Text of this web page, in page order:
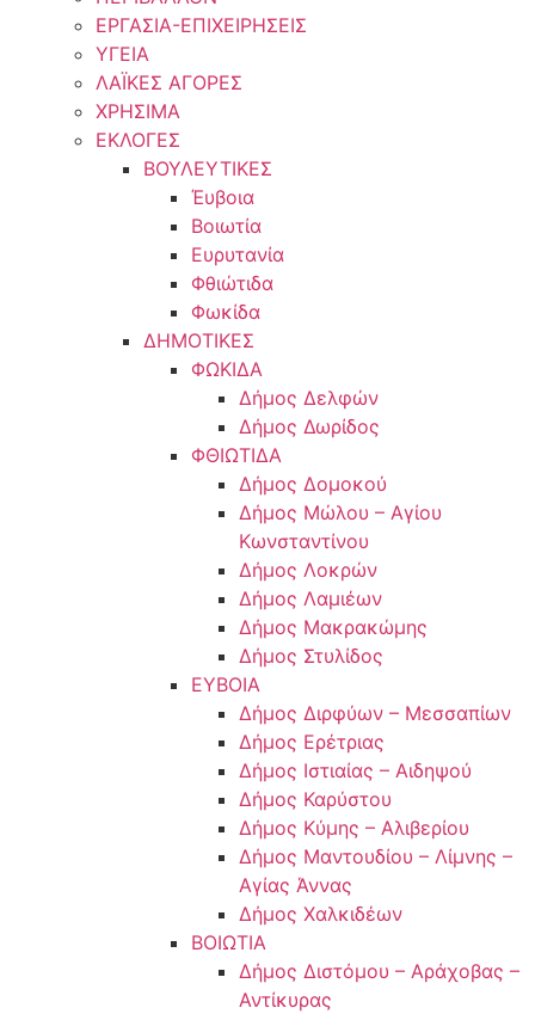
ΕΡΓΑΣΙΑ-ΕΠΙΧΕΙΡΗΣΕΙΣ
ΥΓΕΙΑ
ΛΑΪΚΕΣ ΑΓΟΡΕΣ
ΧΡΗΣΙΜΑ
ΕΚΛΟΓΕΣ
ΒΟΥΛΕΥΤΙΚΕΣ
Έυβοια
Βοιωτία
Ευρυτανία
Φθιώτιδα
Φωκίδα
ΔΗΜΟΤΙΚΕΣ
ΦΩΚΙΔΑ
Δήμος Δελφών
Δήμος Δωρίδος
ΦΘΙΩΤΙΔΑ
Δήμος Δομοκού
Δήμος Μώλου – Αγίου
Κωνσταντίνου
Δήμος Λοκρών
Δήμος Λαμιέων
Δήμος Μακρακώμης
Δήμος Στυλίδος
ΕΥΒΟΙΑ
Δήμος Διρφύων – Μεσσαπίων
Δήμος Ερέτριας
Δήμος Ιστιαίας – Αιδηψού
Δήμος Καρύστου
Δήμος Κύμης – Αλιβερίου
Δήμος Μαντουδίου – Λίμνης –
Αγίας Άννας
Δήμος Χαλκιδέων
ΒΟΙΩΤΙΑ
Δήμος Διστόμου – Αράχοβας –
Αντίκυρας